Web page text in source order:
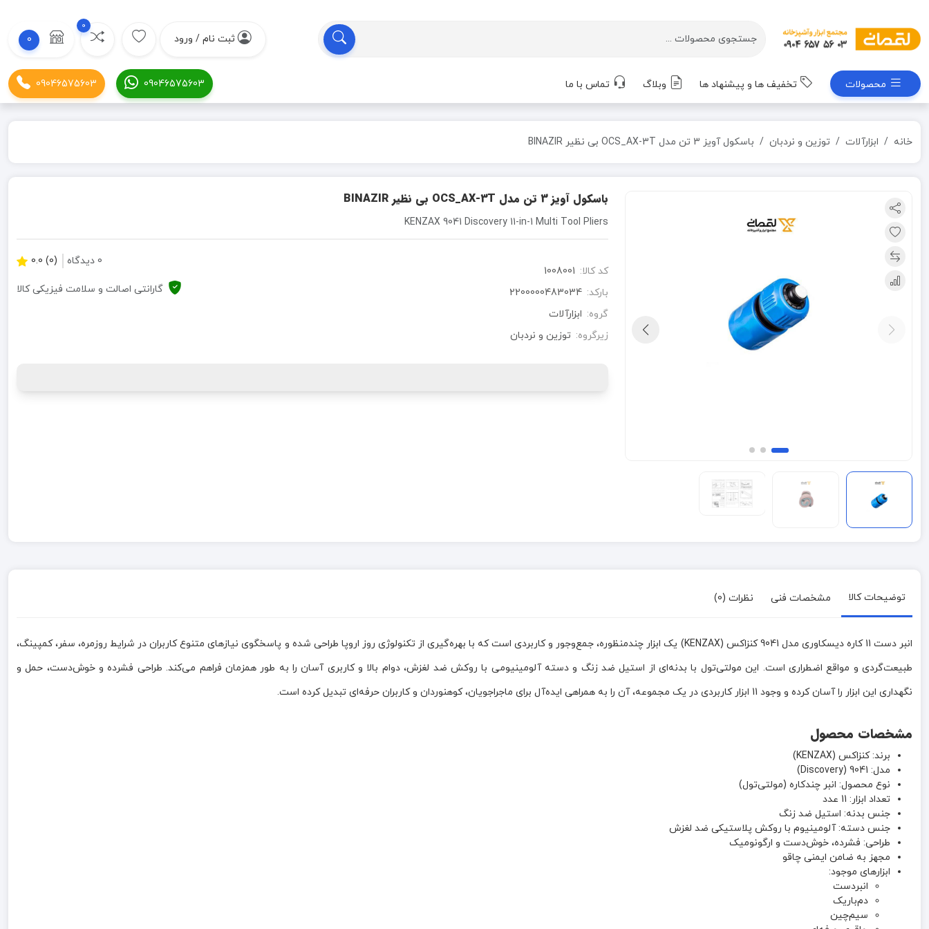
ثبت نام / ورود
0
0
محصولات تخفیف ها و پیشنهاد ها وبلاگ تماس با ما 09046575603
09046575603
خانه ابزارآلات توزین و نردبان باسکول آویز 3 تن مدل OCS_AX-3T بی نظیر BINAZIR
باسکول آویز 3 تن مدل OCS_AX-3T بی نظیر BINAZIR
KENZAX 9041 Discovery 11-in-1 Multi Tool Pliers
کد کالا: 1008001
بارکد: 2200000483034
گروه: ابزارآلات
زیرگروه: توزین و نردبان
0 دیدگاه (0) 0.0
گارانتی اصالت و سلامت فیزیکی کالا
توضیحات کالا مشخصات فنی نظرات (0)
انبر دست 11 کاره دیسکاوری مدل 9041 کنزاکس (KENZAX) یک ابزار چندمنظوره، جمع‌وجور و کاربردی است که با بهره‌گیری از تکنولوژی روز اروپا طراحی شده و پاسخگوی نیازهای متنوع کاربران در شرایط روزمره، سفر، کمپینگ،
طبیعت‌گردی و مواقع اضطراری است. این مولتی‌تول با بدنه‌ای از استیل ضد زنگ و دسته آلومینیومی با روکش ضد لغزش، دوام بالا و کاربری آسان را به طور همزمان فراهم می‌کند. طراحی فشرده و خوش‌دست، حمل و
نگهداری این ابزار را آسان کرده و وجود 11 ابزار کاربردی در یک مجموعه، آن را به همراهی ایده‌آل برای ماجراجویان، کوهنوردان و کاربران حرفه‌ای تبدیل کرده است.
مشخصات محصول
برند: کنزاکس (KENZAX)
مدل: 9041 (Discovery)
نوع محصول: انبر چندکاره (مولتی‌تول)
تعداد ابزار: 11 عدد
جنس بدنه: استیل ضد زنگ
جنس دسته: آلومینیوم با روکش پلاستیکی ضد لغزش
طراحی: فشرده، خوش‌دست و ارگونومیک
مجهز به ضامن ایمنی چاقو
ابزارهای موجود:
انبردست
دم‌باریک
سیم‌چین